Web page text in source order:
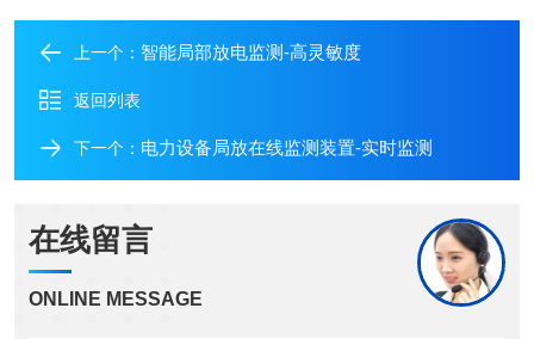
上一个： 智能局部放电监测-高灵敏度
返回列表
下一个： 电力设备局放在线监测装置-实时监测
在线留言
ONLINE MESSAGE